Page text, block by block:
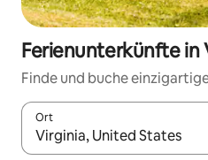
Ferienunterkünfte in
Finde und buche
Ort
Wenn Ergebnisse verfügbar